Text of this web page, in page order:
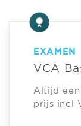
EXAMEN
VCA
Altijd
prijs incl